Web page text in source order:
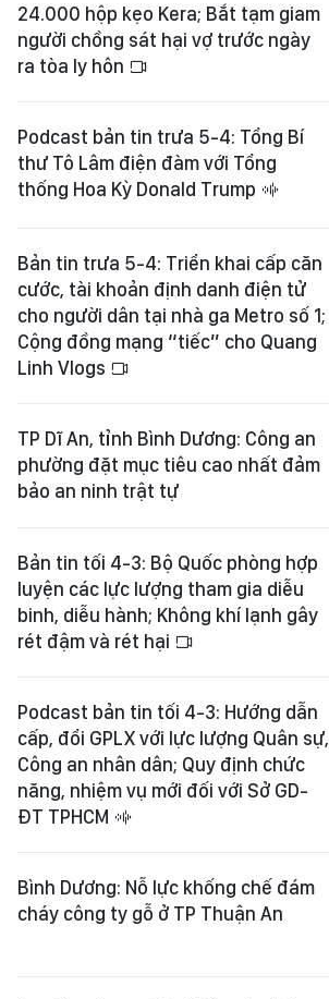
24.000 hộp kẹo Kera; Bắt tạm giam
người chồng sát hại vợ trước ngày
ra tòa ly hôn
Podcast bản tin trưa 5-4: Tổng Bí
thư Tô Lâm điện đàm với Tổng
thống Hoa Kỳ Donald Trump
Bản tin trưa 5-4: Triển khai cấp căn
cước, tài khoản định danh điện tử
cho người dân tại nhà ga Metro số 1;
Cộng đồng mạng “tiếc” cho Quang
Linh Vlogs
TP Dĩ An, tỉnh Bình Dương: Công an
phường đặt mục tiêu cao nhất đảm
bảo an ninh trật tự
Bản tin tối 4-3: Bộ Quốc phòng hợp
luyện các lực lượng tham gia diễu
binh, diễu hành; Không khí lạnh gây
rét đậm và rét hại
Podcast bản tin tối 4-3: Hướng dẫn
cấp, đổi GPLX với lực lượng Quân sự,
Công an nhân dân; Quy định chức
năng, nhiệm vụ mới đối với Sở GD-
ĐT TPHCM
Bình Dương: Nỗ lực khống chế đám
cháy công ty gỗ ở TP Thuận An